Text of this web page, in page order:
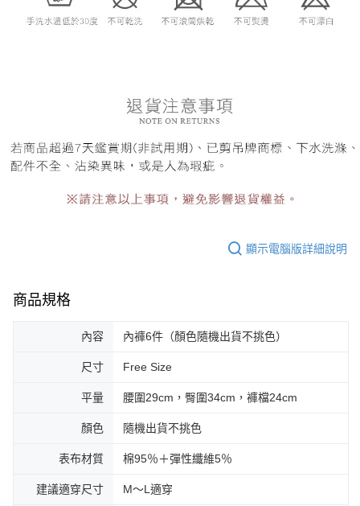
顯示電腦版詳細說明
商品規格
內容 內褲6件（顏色隨機出貨不挑色）
尺寸 Free Size
平量 腰圍29cm，臀圍34cm，褲檔24cm
顏色 隨機出貨不挑色
表布材質 棉95％＋彈性纖維5％
建議適穿尺寸 M～L適穿